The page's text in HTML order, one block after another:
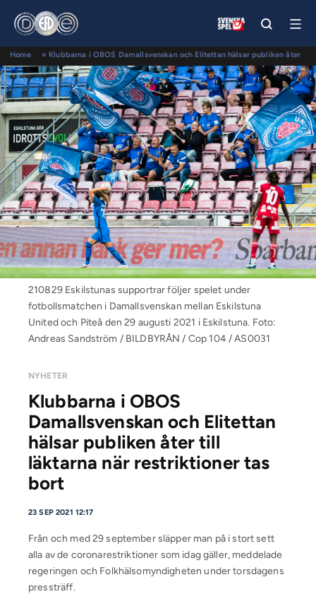
Home » Klubbarna i OBOS Damallsvenskan och Elitettan hälsar publiken åter
till läktarna när restriktioner tas bort
210829 Eskilstunas supportrar följer spelet under
fotbollsmatchen i Damallsvenskan mellan Eskilstuna
United och Piteå den 29 augusti 2021 i Eskilstuna. Foto:
Andreas Sandström / BILDBYRÅN / Cop 104 / AS0031
NYHETER
Klubbarna i OBOS
Damallsvenskan och Elitettan
hälsar publiken åter till
läktarna när restriktioner tas
bort
23 SEP 2021 12:17
Från och med 29 september släpper man på i stort sett
alla av de coronarestriktioner som idag gäller, meddelade
regeringen och Folkhälsomyndigheten under torsdagens
pressträff.